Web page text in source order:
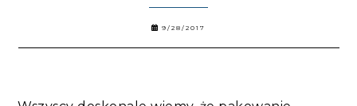
9/28/2017